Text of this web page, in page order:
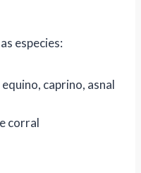
especies:
caprino, asnal
corral